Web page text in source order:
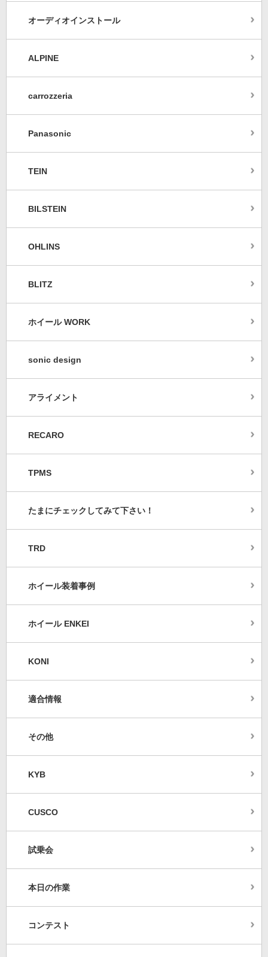
オーディオインストール
ALPINE
carrozzeria
Panasonic
TEIN
BILSTEIN
OHLINS
BLITZ
ホイール WORK
sonic design
アライメント
RECARO
TPMS
たまにチェックしてみて下さい！
TRD
ホイール装着事例
ホイール ENKEI
KONI
適合情報
その他
KYB
CUSCO
試乗会
本日の作業
コンテスト